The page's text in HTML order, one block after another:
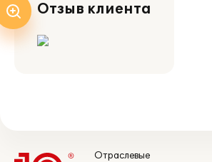
Отзыв клиента
Отраслевые